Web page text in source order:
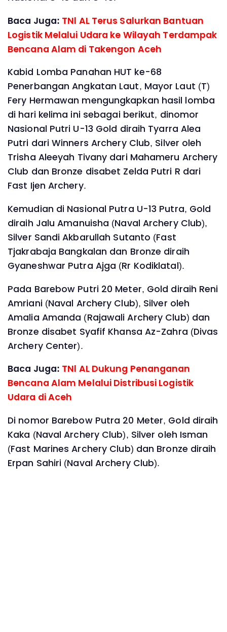
Baca Juga: TNl AL Terus Salurkan Bantuan
Logistik Melalui Udara ke Wilayah Terdampak
Bencana Alam di Takengon Aceh
Kabid Lomba Panahan HUT ke-68
Penerbangan Angkatan Laut, Mayor Laut (T)
Fery Hermawan mengungkapkan hasil lomba
di hari kelima ini sebagai berikut, dinomor
Nasional Putri U-13 Gold diraih Tyarra Alea
Putri dari Winners Archery Club, Silver oleh
Trisha Aleeyah Tivany dari Mahameru Archery
Club dan Bronze disabet Zelda Putri R dari
Fast Ijen Archery.
Kemudian di Nasional Putra U-13 Putra, Gold
diraih Jalu Amanuisha (Naval Archery Club),
Silver Sandi Akbarullah Sutanto (Fast
Tjakrabaja Bangkalan dan Bronze diraih
Gyaneshwar Putra Ajga (Rr Kodiklatal).
Pada Barebow Putri 20 Meter, Gold diraih Reni
Amriani (Naval Archery Club), Silver oleh
Amalia Amanda (Rajawali Archery Club) dan
Bronze disabet Syafif Khansa Az-Zahra (Divas
Archery Center).
Baca Juga: TNl AL Dukung Penanganan
Bencana Alam Melalui Distribusi Logistik
Udara di Aceh
Di nomor Barebow Putra 20 Meter, Gold diraih
Kaka (Naval Archery Club), Silver oleh Isman
(Fast Marines Archery Club) dan Bronze diraih
Erpan Sahiri (Naval Archery Club).